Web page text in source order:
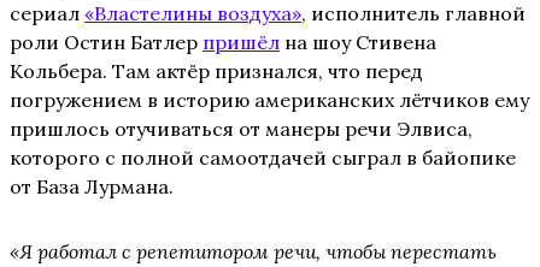
сериал «Властелины воздуха», исполнитель главной
роли Остин Батлер пришёл на шоу Стивена
Кольбера. Там актёр признался, что перед
погружением в историю американских лётчиков ему
пришлось отучиваться от манеры речи Элвиса,
которого с полной самоотдачей сыграл в байопике
от База Лурмана.
«Я работал с репетитором речи, чтобы перестать